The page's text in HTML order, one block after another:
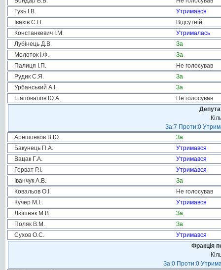
Гузь І.В.
Утримався
Івахів С.П.
Відсутній
Констанкевич І.М.
Утрималась
Лубінець Д.В.
За
Молоток І.Ф.
За
Палиця І.П.
Не голосував
Рудик С.Я.
За
Урбанський А.І.
За
Шаповалов Ю.А.
Не голосував
За:7 Проти:0
Арешонков В.Ю.
За
Бакунець П.А.
Утримався
Вацак Г.А.
Утримався
Горват Р.І.
Утримався
Іванчук А.В.
За
Ковальов О.І.
Не голосував
Кучер М.І.
Утримався
Люшняк М.В.
За
Поляк В.М.
За
Сухов О.С.
Утримався
Фракція
За:0 Проти:0